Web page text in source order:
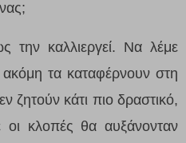
καλλιεργεί. Να λέμε
τα καταφέρνουν στη
ζητούν κάτι πιο δραστικό,
οι κλοπές θα αυξάνονταν